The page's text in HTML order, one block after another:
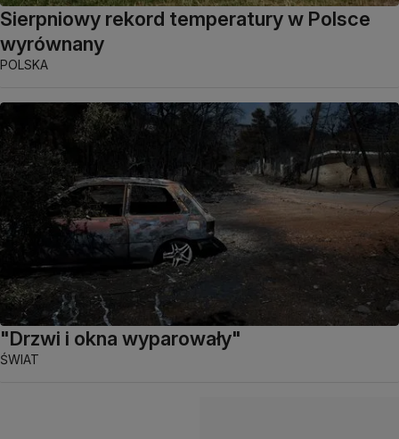
Sierpniowy rekord temperatury w Polsce
wyrównany
POLSKA
"Drzwi i okna wyparowały"
ŚWIAT